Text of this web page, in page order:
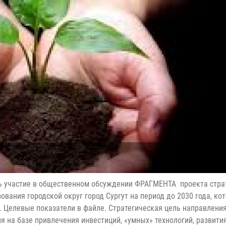
в общественном обсуждении ФРАГМЕНТА проекта
городской округ город Сургут на период до 2030 года,
показатели в файле. Стратегическая цель
базе привлечения инвестиций, «умных» технологий,